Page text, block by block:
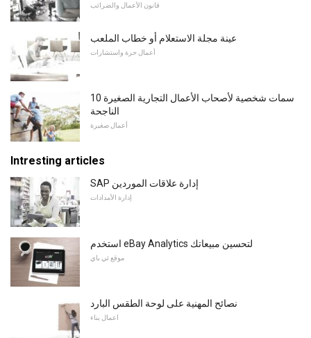
قانون الأعمال والضرائب
عينة مجلة الاستعلام أو خطاب الملعب
أعمال حرة واستشارات
10 سمات شخصية لأصحاب الأعمال التجارية الصغيرة
الناجحة
أعمال صغيرة
Intresting articles
SAP إدارة علاقات الموردين
إدارة الأمدادات
استخدم eBay Analytics لتحسين مبيعاتك
موقع ئي باي
نصائح المهنية على لوحة الطقس البارد
اعمال بناء